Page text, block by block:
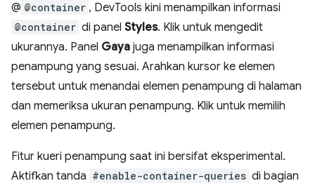
@ @container , DevTools kini menampilkan informasi
@container di panel Styles. Klik untuk mengedit
ukurannya. Panel Gaya juga menampilkan informasi
penampung yang sesuai. Arahkan kursor ke elemen
tersebut untuk menandai elemen penampung di halaman
dan memeriksa ukuran penampung. Klik untuk memilih
elemen penampung.
Fitur kueri penampung saat ini bersifat eksperimental.
Aktifkan tanda #enable-container-queries di bagian